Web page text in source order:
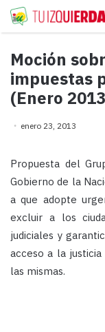
Moción
impuestas
(Enero
enero 23, 2013
Propuesta del
Gobierno de la
a que adopte
excluir a los
judiciales y
acceso a la
las mismas.